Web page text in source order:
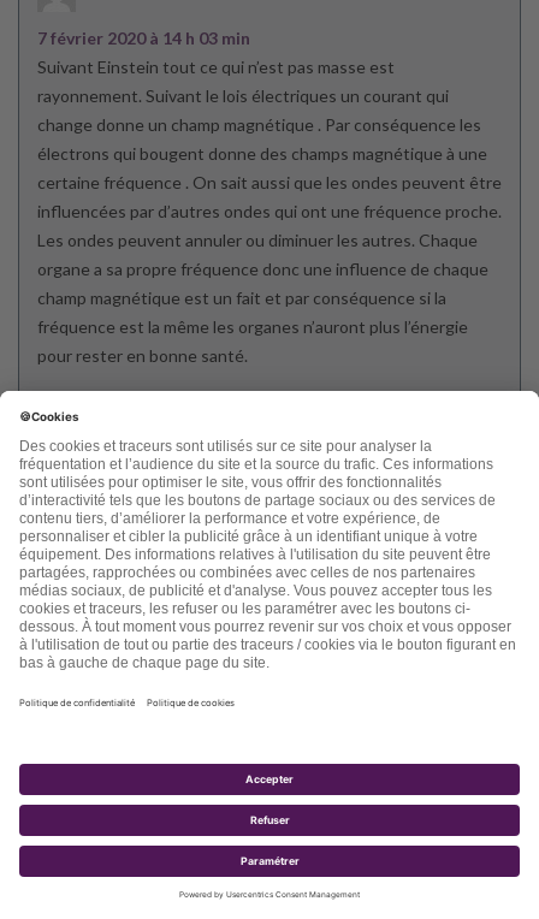
7 février 2020 à 14 h 03 min
Suivant Einstein tout ce qui n’est pas masse est
rayonnement. Suivant le lois électriques un courant qui
change donne un champ magnétique . Par conséquence les
électrons qui bougent donne des champs magnétique à une
certaine fréquence . On sait aussi que les ondes peuvent être
influencées par d’autres ondes qui ont une fréquence proche.
Les ondes peuvent annuler ou diminuer les autres. Chaque
organe a sa propre fréquence donc une influence de chaque
champ magnétique est un fait et par conséquence si la
fréquence est la même les organes n’auront plus l’énergie
pour rester en bonne santé.
Répondre
Tji Tji dit :7 février 2020 à 21 h 15 min
Bonjour docteur,
Votre étude soulève certes des questions pertinentes qui se
rapportent à l’impact des ondes électromagnétiques sur le
corps humain dans la durée mais aussi par rapport à l’évolution
technologique et les mutations perpétuelles qui s’opèrent en
la matière. Compte de l’importance du sujet et son impact sur
entre champ électromagnetique et champ magnétique tout
court. Le premier est composé d’un champ électrique associé
à un champ magnétique. Par exemple, on ne pas parler de
CEM de la terre. La terre baigne dans un champ magnétique
de 0.4 teslas. En faisant abstraction des courants porteurs,